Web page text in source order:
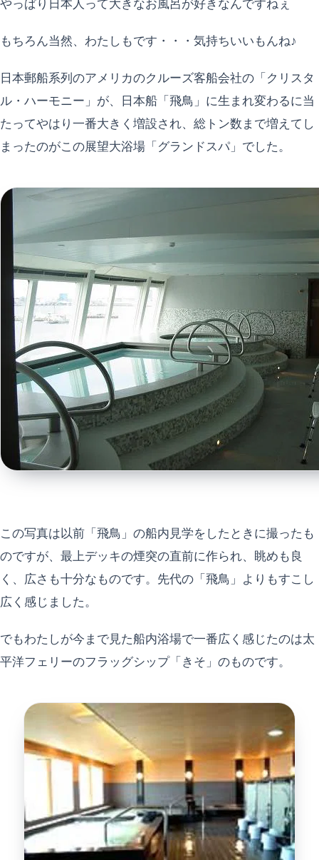
やっぱり日本人って大きなお風呂が好きなんですねぇ
もちろん当然、わたしもです・・・気持ちいいもんね♪
日本郵船系列のアメリカのクルーズ客船会社の「クリスタ
ル・ハーモニー」が、日本船「飛鳥」に生まれ変わるに当
たってやはり一番大きく増設され、総トン数まで増えてし
まったのがこの展望大浴場「グランドスパ」でした。
この写真は以前「飛鳥」の船内見学をしたときに撮ったも
のですが、最上デッキの煙突の直前に作られ、眺めも良
く、広さも十分なものです。先代の「飛鳥」よりもすこし
広く感じました。
でもわたしが今まで見た船内浴場で一番広く感じたのは太
平洋フェリーのフラッグシップ「きそ」のものです。